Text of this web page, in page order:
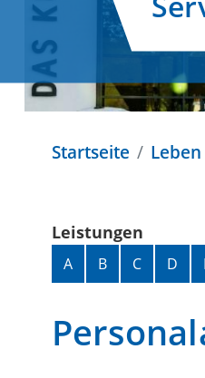
Startseite
Leistungen
Alphabetisches
A B C D